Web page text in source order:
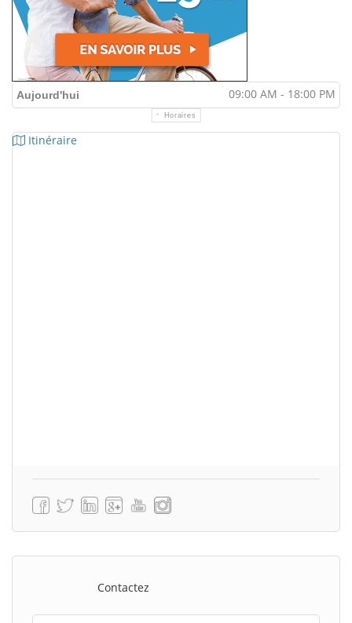
Aujourd'hui 09:00 AM - 18:00 PM
Horaires
Itinéraire
Contactez